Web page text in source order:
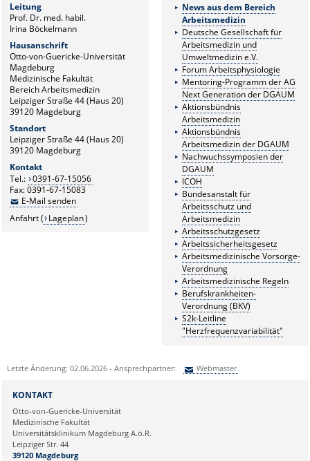
Leitung
Prof. Dr. med. habil.
Irina Böckelmann
Hausanschrift
Otto-von-Guericke-Universität
Magdeburg
Medizinische Fakultät
Bereich Arbeitsmedizin
Leipziger Straße 44 (Haus 20)
39120 Magdeburg
Standort
Leipziger Straße 44 (Haus 20)
39120 Magdeburg
Kontakt
Tel.: 0391-67-15056
Fax: 0391-67-15083
E-Mail senden
Anfahrt ( Lageplan)
News aus dem Bereich
Arbeitsmedizin
Deutsche Gesellschaft für
Arbeitsmedizin und
Umweltmedizin e.V.
Forum Arbeitsphysiologie
Mentoring-Programm der AG
Next Generation der DGAUM
Aktionsbündnis
Arbeitsmedizin
Aktionsbündnis
Arbeitsmedizin der DGAUM
Nachwuchssymposien der
DGAUM
ICOH
Bundesanstalt für
Arbeitsschutz und
Arbeitsmedizin
Arbeitsschutzgesetz
Arbeitssicherheitsgesetz
Arbeitsmedizinische Vorsorge-
Verordnung
Arbeitsmedizinische Regeln
Berufskrankheiten-
Verordnung (BKV)
S2k-Leitline
"Herzfrequenzvariabilität"
Letzte Änderung: 02.06.2026 - Ansprechpartner: Webmaster
Ihre E-Mailadresse:
Ihr Anliegen:
KONTAKT
Otto-von-Guericke-Universität
Medizinische Fakultät
Universitätsklinikum Magdeburg A.ö.R.
Leipziger Str. 44
39120 Magdeburg